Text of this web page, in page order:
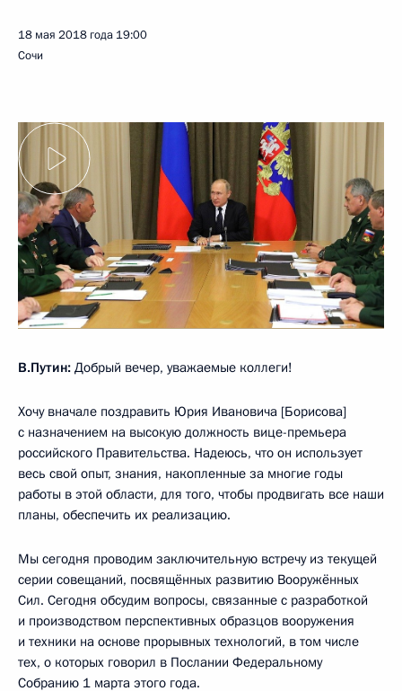
18 мая 2018 года 19:00
Сочи
В.Путин: Добрый вечер, уважаемые коллеги!
Хочу вначале поздравить Юрия Ивановича [Борисова]
с назначением на высокую должность вице-премьера
российского Правительства. Надеюсь, что он использует
весь свой опыт, знания, накопленные за многие годы
работы в этой области, для того, чтобы продвигать все наши
планы, обеспечить их реализацию.
Мы сегодня проводим заключительную встречу из текущей
серии совещаний, посвящённых развитию Вооружённых
Сил. Сегодня обсудим вопросы, связанные с разработкой
и производством перспективных образцов вооружения
и техники на основе прорывных технологий, в том числе
тех, о которых говорил в Послании Федеральному
Собранию 1 марта этого года.